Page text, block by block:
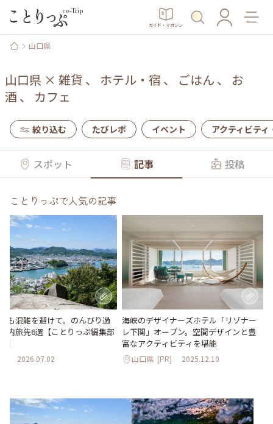
ガイド・マガジン
山口県
山口県 × 雑貨 、 ホテル・宿 、 ごはん 、 お
酒 、 カフェ
絞り込む たびレポ イベント アクティビティ
スポット 記事 投稿
ことりっぷで人気の記事
も混雑を避けて。のんびり過
内旅先6選【ことりっぷ編集部
】
2026.07.02
海峡のデザイナーズホテル「リゾナー
レ下関」オープン。空間デザインと豊
富なアクティビティを堪能
山口県 [PR] 2025.12.10